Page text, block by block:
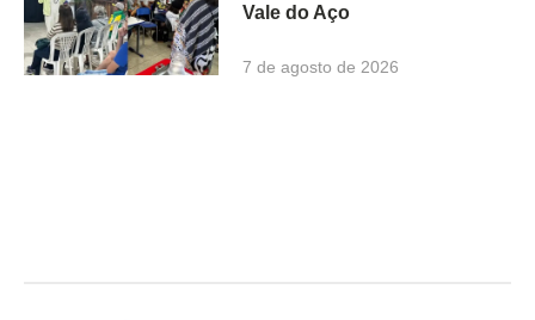
Vale do Aço
7 de agosto de 2026